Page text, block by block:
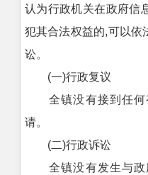
认为行政机关在政府信
犯其合法权益的,可以依
讼。
(一)行政复议
全镇没有接到任何
请。
(二)行政诉讼
全镇没有发生与政